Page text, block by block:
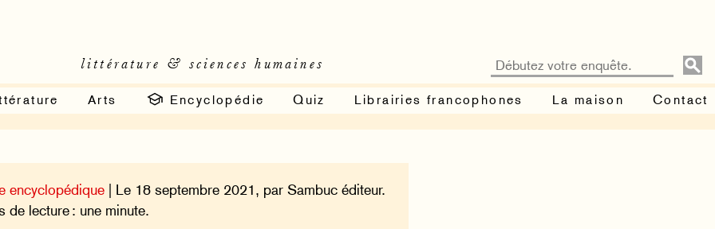
littérature & sciences humaines
Arts Encyclopédie Quiz Librairies francophones La maison Contact
encyclopédique | Le 18 septembre 2021, par Sambuc éditeur.
de lecture : une minute.